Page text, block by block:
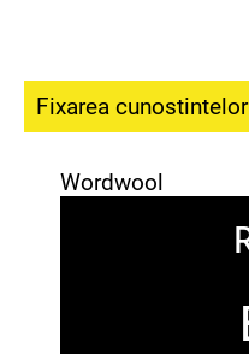
Fixarea
Wordwool